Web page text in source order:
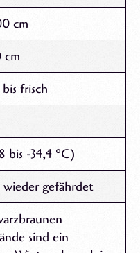
cm
cm
frisch
bis -34,4 °C)
gefährdet
sind ein